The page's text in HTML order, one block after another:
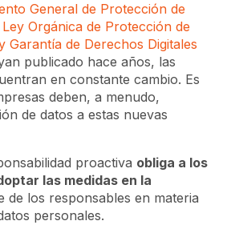
General de Protección de
Ley Orgánica de Protección de
Garantía de Derechos Digitales
publicado hace años, las
en constante cambio. Es
deben, a menudo,
de datos a estas nuevas
proactiva obliga a los
las medidas en la
de los responsables en materia
personales.